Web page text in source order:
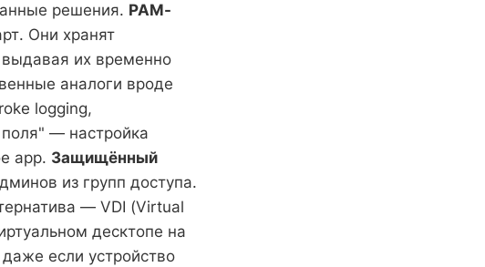
решения. PAM-
Они хранят
их временно
аналоги вроде
logging,
— настройка
app. Защищённый
из групп доступа.
— VDI (Virtual
десктопе на
если устройство